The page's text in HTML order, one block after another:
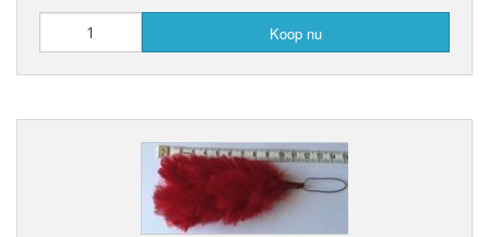
Koop nu